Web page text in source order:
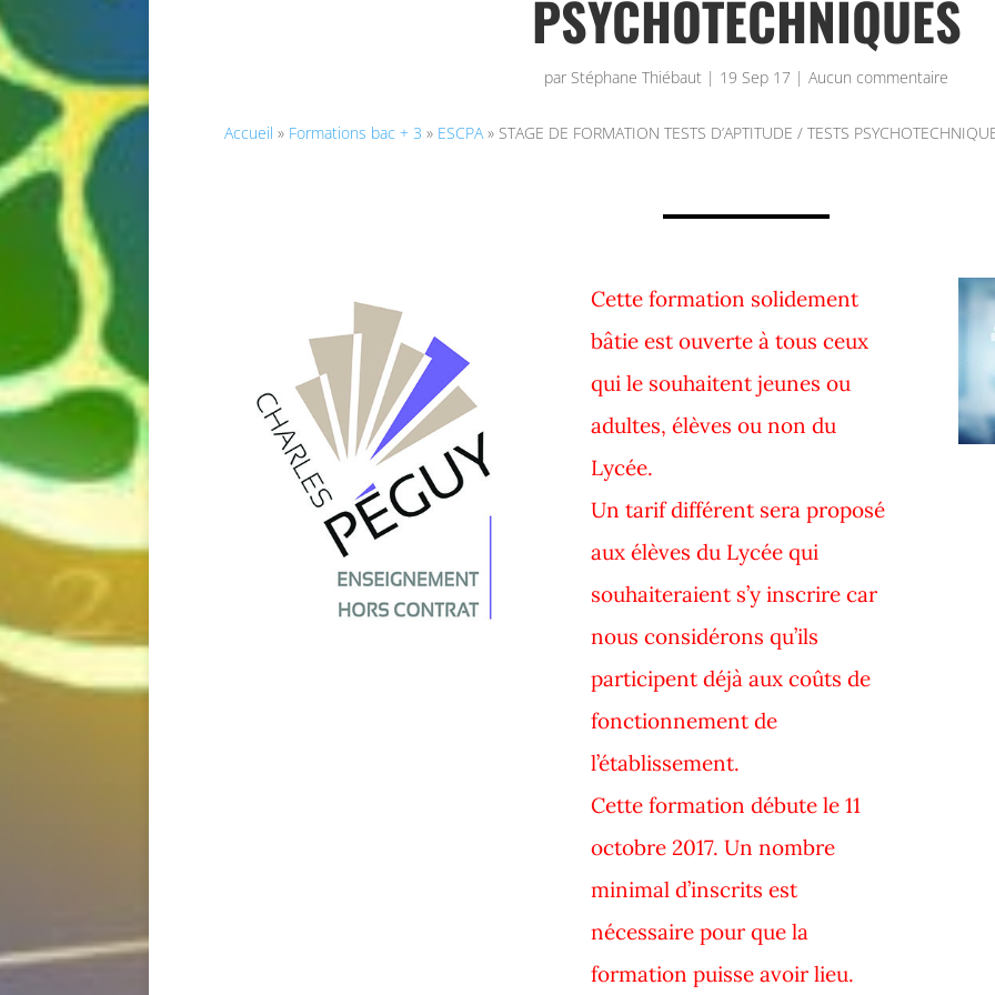
PSYCHOTECHNIQUES
par Stéphane Thiébaut | 19 Sep 17 | Aucun commentaire
Accueil » Formations bac + 3 » ESCPA» STAGE DE FORMATION TESTS D’APTITUDE / TESTS
Cette formation solidement
bâtie est ouverte à tous ceux
qui le souhaitent jeunes ou
adultes, élèves ou non du
Lycée.
Un tarif différent sera proposé
aux élèves du Lycée qui
souhaiteraient s’y inscrire car
nous considérons qu’ils
participent déjà aux coûts de
fonctionnement de
l’établissement.
Cette formation débute le 11
octobre 2017. Un nombre
minimal d’inscrits est
nécessaire pour que la
formation puisse avoir lieu.